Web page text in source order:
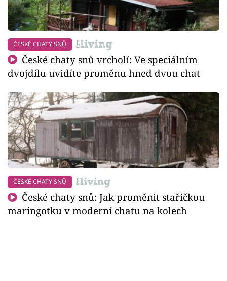
ČESKÉ CHATY SNŮ
České chaty snů vrcholí: Ve speciálním
dvojdílu uvidíte proměnu hned dvou chat
ČESKÉ CHATY SNŮ
České chaty snů: Jak proměnit stařičkou
maringotku v moderní chatu na kolech